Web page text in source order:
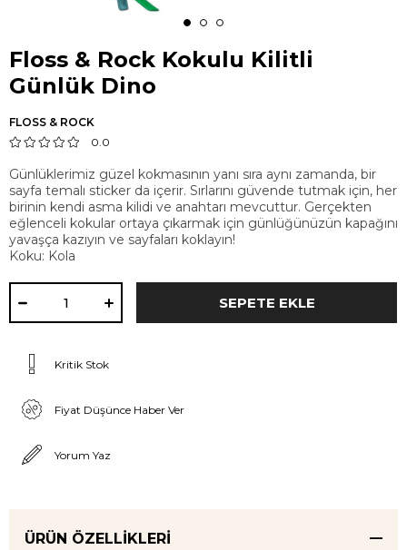
Floss & Rock Kokulu Kilitli
Günlük Dino
FLOSS & ROCK
0.0
Günlüklerimiz güzel kokmasının yanı sıra aynı zamanda, bir
sayfa temalı sticker da içerir. Sırlarını güvende tutmak için, her
birinin kendi asma kilidi ve anahtarı mevcuttur. Gerçekten
eğlenceli kokular ortaya çıkarmak için günlüğünüzün kapağını
yavaşça kazıyın ve sayfaları koklayın!
Koku: Kola
Kritik Stok
Fiyat Düşünce Haber Ver
Yorum Yaz
ÜRÜN ÖZELLIKLERI